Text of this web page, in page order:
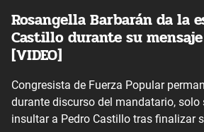
Rosangella Barbarán da la
Castillo durante su
[VIDEO]
Congresista de Fuerza Popular
durante discurso del mandatario, solo
insultar a Pedro Castillo tras finalizar